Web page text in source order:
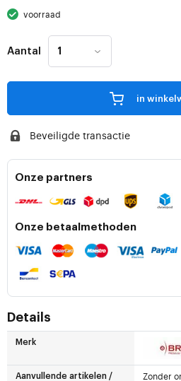
voorraad
Aantal
in
Beveiligde transactie
Onze partners
Onze betaalmethoden
Details
Merk
Aanvullende artikelen /
Zonder